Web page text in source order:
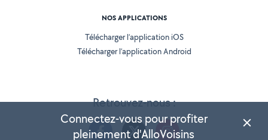
Retrouvez-nous :
NOS APPLICATIONS
Télécharger l’application iOS
Télécharger l’application Android
Connectez-vous pour profiter
pleinement d'AlloVoisins